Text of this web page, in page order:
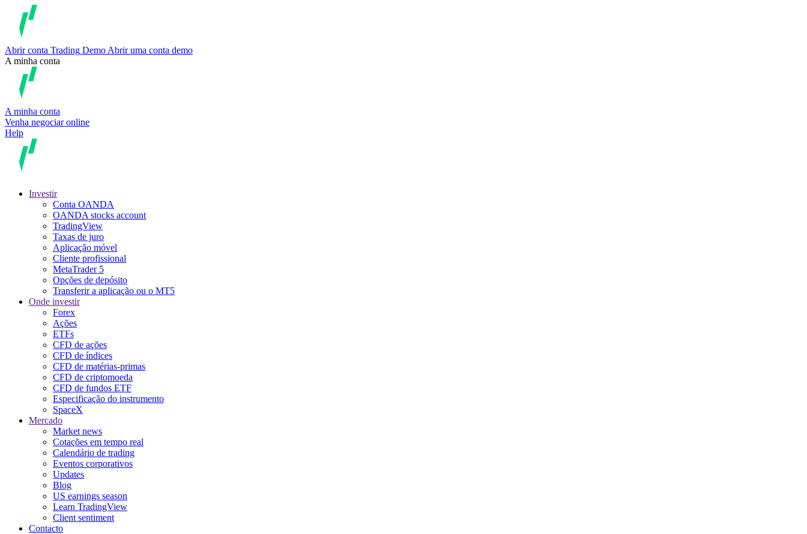
Abrir conta Trading Demo Abrir uma conta demo
A minha conta
A minha conta
Venha negociar online
Help
Investir
Conta OANDA
OANDA stocks account
TradingView
Taxas de juro
Aplicação móvel
Cliente profissional
MetaTrader 5
Opções de depósito
Transferir a aplicação ou o MT5
Onde investir
Forex
Ações
ETFs
CFD de ações
CFD de índices
CFD de matérias-primas
CFD de criptomoeda
CFD de fundos ETF
Especificação do instrumento
SpaceX
Mercado
Market news
Cotações em tempo real
Calendário de trading
Eventos corporativos
Updates
Blog
US earnings season
Learn TradingView
Client sentiment
Contacto